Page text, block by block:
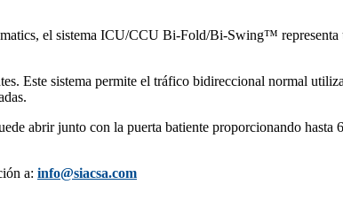
el sistema ICU/CCU Bi-Fold/Bi-Swing™
Este sistema permite el tráfico bidireccional normal
abrir junto con la puerta batiente proporcionando hasta
a: info@siacsa.com